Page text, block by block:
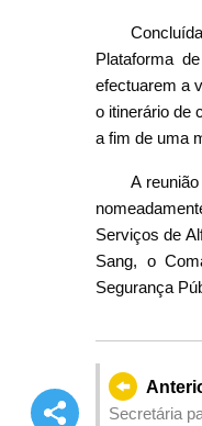
Plataforma
efectuarem a
o itinerário de
a fim de uma
A
Serviços de
Sang, o
Segurança
Secretária